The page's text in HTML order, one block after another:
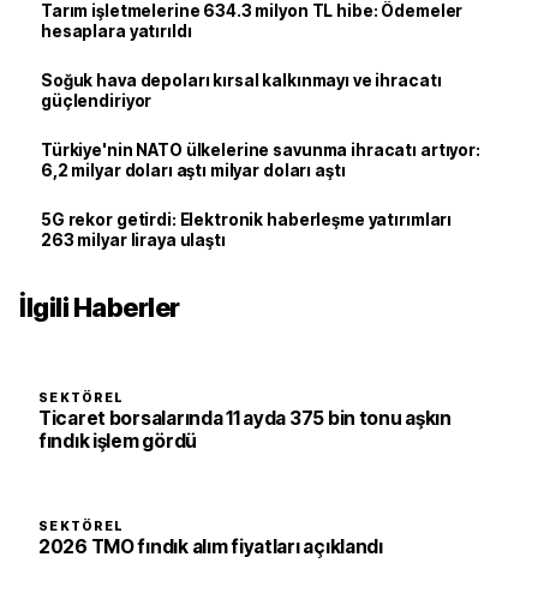
Tarım işletmelerine 634.3 milyon TL hibe: Ödemeler
hesaplara yatırıldı
Soğuk hava depoları kırsal kalkınmayı ve ihracatı
güçlendiriyor
Türkiye'nin NATO ülkelerine savunma ihracatı artıyor:
6,2 milyar doları aştı milyar doları aştı
5G rekor getirdi: Elektronik haberleşme yatırımları
263 milyar liraya ulaştı
İlgili Haberler
SEKTÖREL
Ticaret borsalarında 11 ayda 375 bin tonu aşkın
fındık işlem gördü
SEKTÖREL
2026 TMO fındık alım fiyatları açıklandı